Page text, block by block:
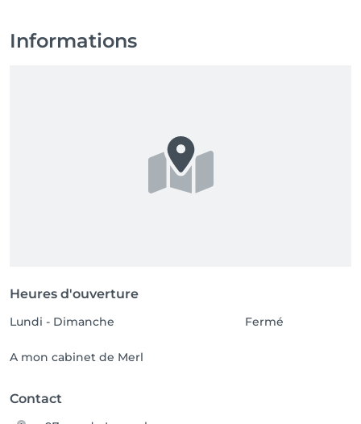
Informations
Heures d'ouverture
Lundi - Dimanche Fermé
A mon cabinet de Merl
Contact